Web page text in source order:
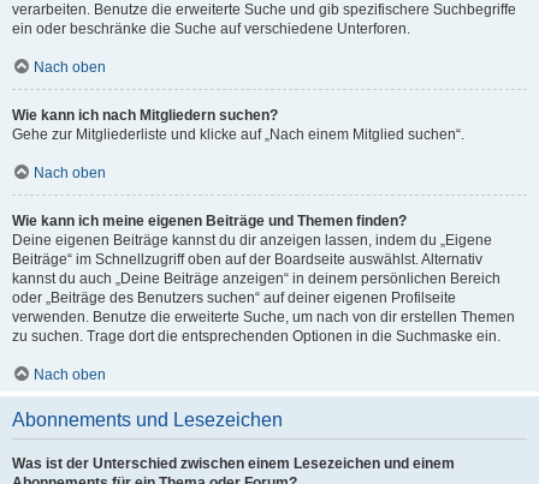
verarbeiten. Benutze die erweiterte Suche und gib spezifischere Suchbegriffe
ein oder beschränke die Suche auf verschiedene Unterforen.
Nach oben
Wie kann ich nach Mitgliedern suchen?
Gehe zur Mitgliederliste und klicke auf „Nach einem Mitglied suchen“.
Nach oben
Wie kann ich meine eigenen Beiträge und Themen finden?
Deine eigenen Beiträge kannst du dir anzeigen lassen, indem du „Eigene
Beiträge“ im Schnellzugriff oben auf der Boardseite auswählst. Alternativ
kannst du auch „Deine Beiträge anzeigen“ in deinem persönlichen Bereich
oder „Beiträge des Benutzers suchen“ auf deiner eigenen Profilseite
verwenden. Benutze die erweiterte Suche, um nach von dir erstellen Themen
zu suchen. Trage dort die entsprechenden Optionen in die Suchmaske ein.
Nach oben
Abonnements und Lesezeichen
Was ist der Unterschied zwischen einem Lesezeichen und einem